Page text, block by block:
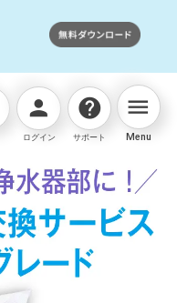
person
ログイン
help
サポート
menu
Menu
浄水器部無償交換サ